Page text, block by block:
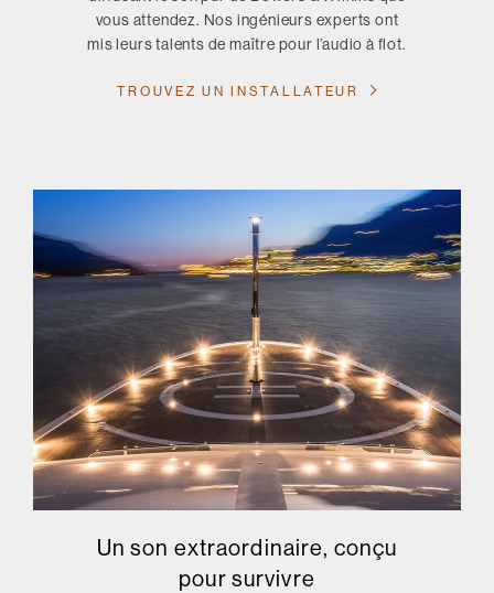
vous attendez. Nos ingénieurs experts ont
mis leurs talents de maître pour l’audio à flot.
TROUVEZ UN INSTALLATEUR
Un son extraordinaire, conçu
pour survivre